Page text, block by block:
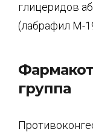
глицеридов
(лабрафил M-
группа